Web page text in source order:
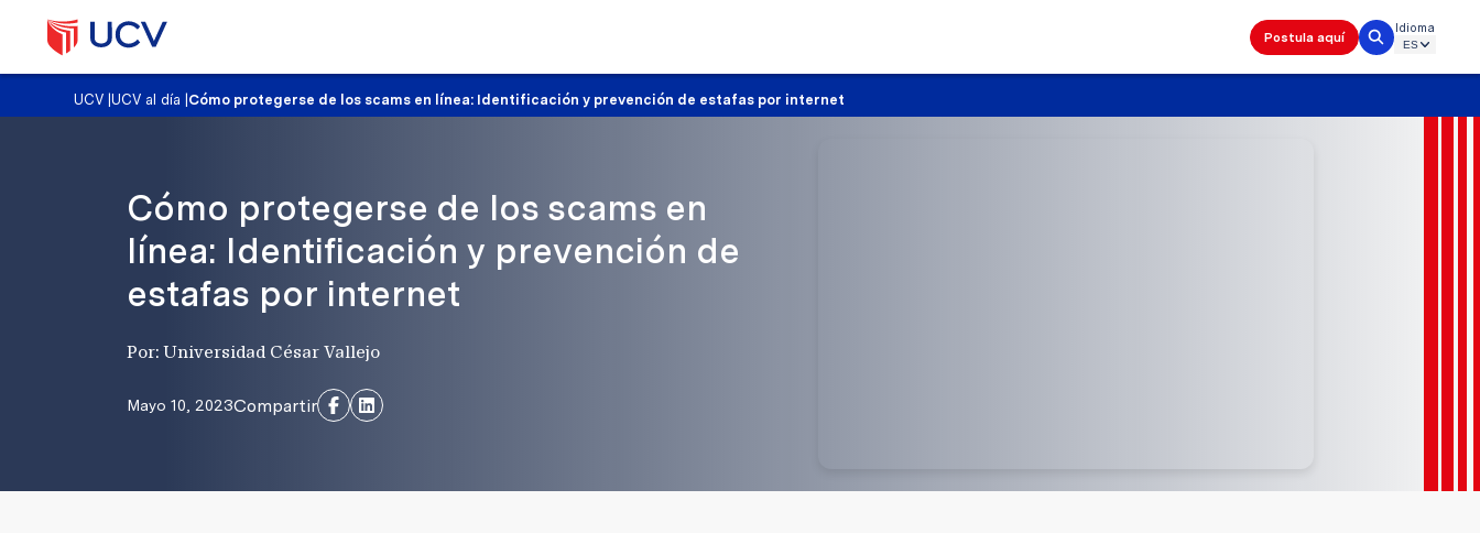
Postula aquí
Idioma
UCV |UCV al día Cómo protegerse de los scams en línea: Identificación y prevención de estafas por internet
Cómo protegerse de los scams en
línea: Identificación y prevención de
estafas por internet
Por: Universidad César Vallejo
Mayo 10, 2023Compartir